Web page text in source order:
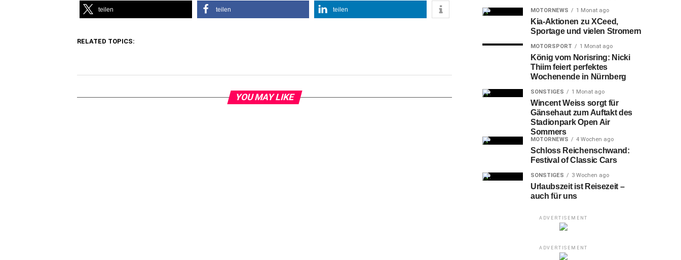
teilen teilen teilen
RELATED TOPICS:
YOU MAY LIKE
MOTORNEWS 1 Monat ago
Kia-Aktionen zu XCeed,
Sportage und vielen Stromern
MOTORSPORT 1 Monat ago
König vom Norisring: Nicki
Thiim feiert perfektes
Wochenende in Nürnberg
SONSTIGES 1 Monat ago
Wincent Weiss sorgt für
Gänsehaut zum Auftakt des
Stadionpark Open Air
Sommers
MOTORNEWS 4 Wochen ago
Schloss Reichenschwand:
Festival of Classic Cars
SONSTIGES 3 Wochen ago
Urlaubszeit ist Reisezeit –
auch für uns
ADVERTISEMENT
ADVERTISEMENT